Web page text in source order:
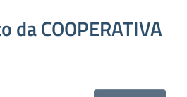
da COOPERATIVA